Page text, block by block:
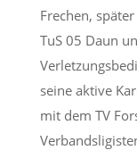
Frechen,
TuS 05 Daun
seine aktive
mit dem TV